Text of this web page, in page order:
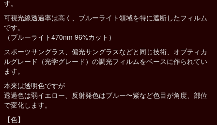
す。
可視光線透過率は高く、ブルーライト領域を特に遮断したフィルム
です。
（ブルーライト470nm 96%カット）
スポーツサングラス、偏光サングラスなどと同じ技術、オプティカ
ルグレード（光学グレード）の調光フィルムをベースに作られてい
ます。
本来は透明色ですが
透過色は弱イエロー、反射発色はブルー〜紫など色目が角度、部位
で変化します。
【色】